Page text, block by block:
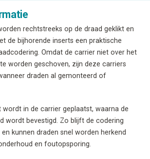
rechtstreeks op de draad geklikt en
de bijhorende inserts een praktische
Omdat de carrier niet over het
worden geschoven, zijn deze carriers
draden al gemonteerd of
wordt in de carrier geplaatst, waarna de
wordt bevestigd. Zo blijft de codering
kunnen draden snel worden herkend
en foutopsporing.